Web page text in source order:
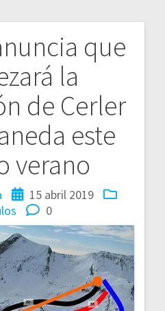
que
la
de Cerler
este
verano
15 abril 2019
0